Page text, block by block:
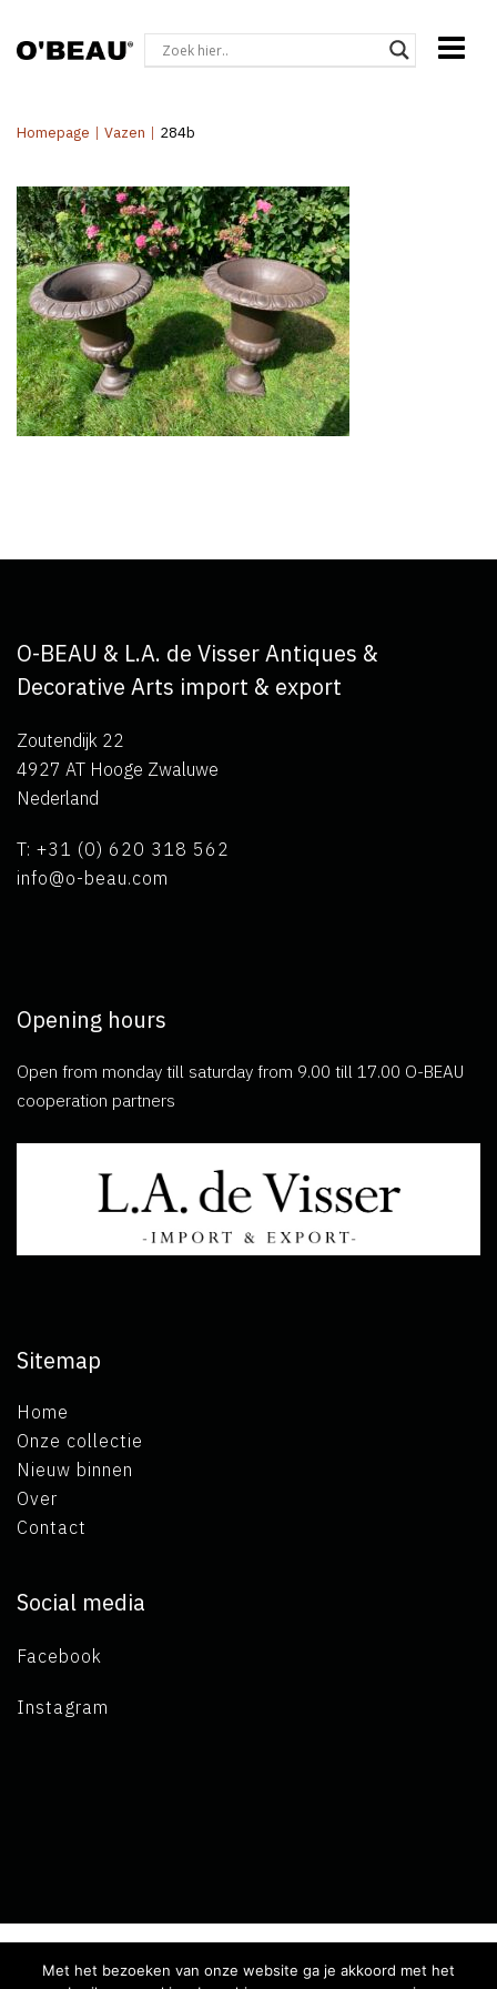
Homepage | Vazen | 284b
O-BEAU & L.A. de Visser Antiques &
Decorative Arts import & export
Zoutendijk 22
4927 AT Hooge Zwaluwe
Nederland
T: +31 (0) 620 318 562
info@o-beau.com
Opening hours
Open from monday till saturday from 9.00 till 17.00 O-BEAU
cooperation partners
Sitemap
Home
Onze collectie
Nieuw binnen
Over
Contact
Social media
Facebook
Instagram
Copyright 2019 L.A. de Visser -Algemene voorwaarden-
Met het bezoeken van onze website ga je akkoord met het